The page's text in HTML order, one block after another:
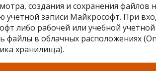
создания и сохранения файлов
записи Майкрософт. При
либо рабочей или учебной
файлы в облачных расположениях
хранилища).